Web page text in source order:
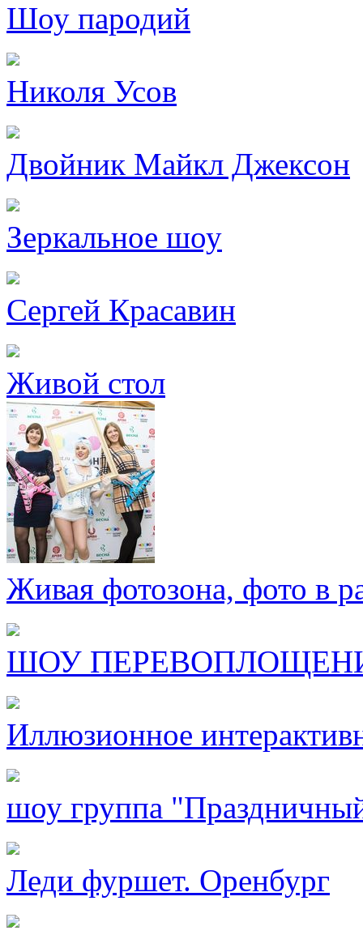
Шоу пародий
Николя Усов
Двойник Майкл Джексон
Зеркальное шоу
Сергей Красавин
Живой стол
Живая фотозона, фото в
ШОУ
Иллюзионное
шоу группа
Леди фуршет. Оренбург